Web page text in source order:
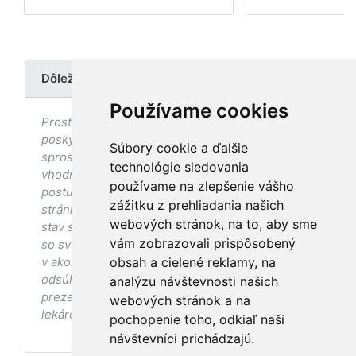
Používame cookies
Súbory cookie a ďalšie
technológie sledovania
používame na zlepšenie vášho
zážitku z prehliadania našich
webových stránok, na to, aby sme
vám zobrazovali prispôsobený
obsah a cielené reklamy, na
analýzu návštevnosti našich
webových stránok a na
pochopenie toho, odkiaľ naši
návštevníci prichádzajú.
Dôležité upozornenie
Prostredníctvom stránky nedochádza k
poskytovaniu zdravotnej starostlivosti, ani k jej
sprostredkovaniu, ani k jej nahrádzaniu. O
vhodných postupoch v oblasti zdravia, vhodnosti
postupov a odporúčaní prezentovaných na
stránke s ohľadom na Váš zdravotný
stav sa pred ich aplikáciou vždy vopred poraďte
so svojím ošetrujúcim lekárom, a to najmä ak ste
v akomkoľvek štádiu tehotenstva. Bez
odsúhlasenia postupov a odporúčaní
prezentovaných na stránke Vaším ošetrujúcim
lekárom tieto postupy a odporúčania neaplikujte.